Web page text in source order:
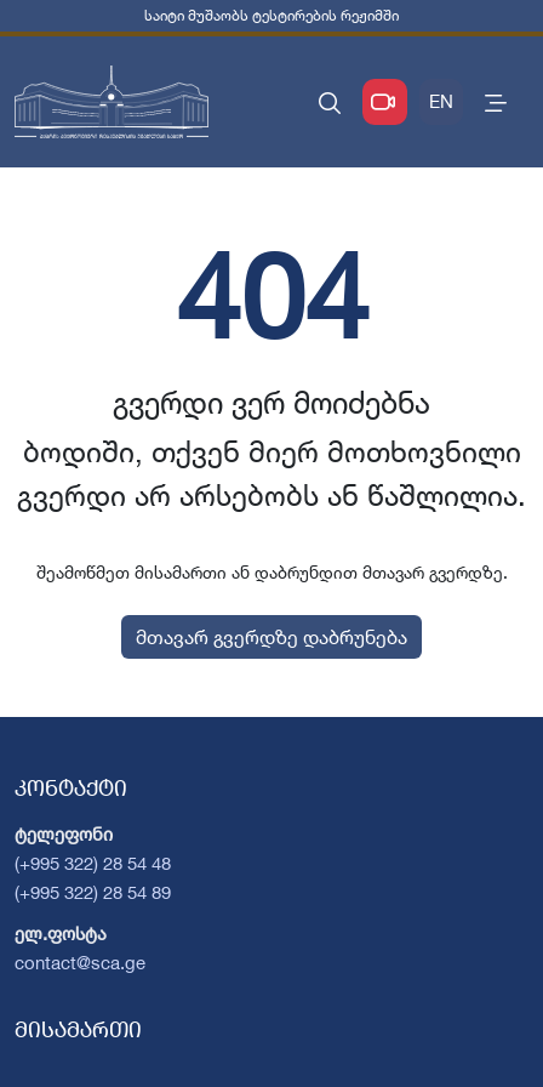
საიტი მუშაობს ტესტირების რეჟიმში
EN
404
გვერდი ვერ მოიძებნა
ბოდიში, თქვენ მიერ მოთხოვნილი
გვერდი არ არსებობს ან წაშლილია.
შეამოწმეთ მისამართი ან დაბრუნდით მთავარ გვერდზე.
მთავარ გვერდზე დაბრუნება
კონტაქტი
ტელეფონი
(+995 322) 28 54 48
(+995 322) 28 54 89
ელ.ფოსტა
contact@sca.ge
მისამართი